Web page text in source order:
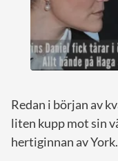
Redan i början av
liten kupp mot sin
hertiginnan av York.